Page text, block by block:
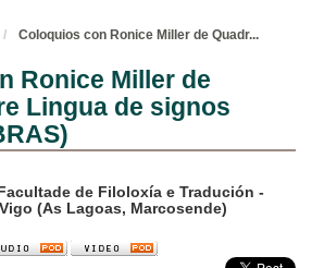
Coloquios con Ronice Miller de Quadr...
Ronice Miller de
Lingua de signos
de Filoloxía e Tradución -
(As Lagoas, Marcosende)